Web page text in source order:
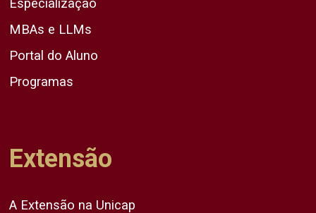
Especialização
MBAs e LLMs
Portal do Aluno
Programas
Extensão
A Extensão na Unicap